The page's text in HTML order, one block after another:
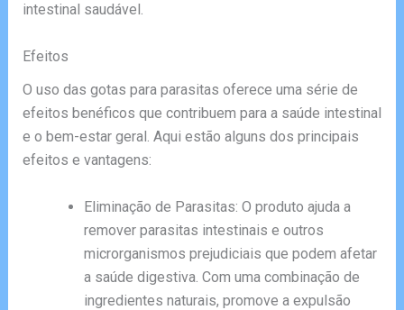
intestinal saudável.
Efeitos
O uso das gotas para parasitas oferece uma série de
efeitos benéficos que contribuem para a saúde intestinal
e o bem-estar geral. Aqui estão alguns dos principais
efeitos e vantagens:
Eliminação de Parasitas: O produto ajuda a
remover parasitas intestinais e outros
microrganismos prejudiciais que podem afetar
a saúde digestiva. Com uma combinação de
ingredientes naturais, promove a expulsão